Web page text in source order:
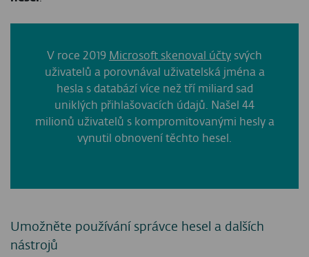
V roce 2019 Microsoft skenoval účty svých
uživatelů a porovnával uživatelská jména a
hesla s databází více než tří miliard sad
uniklých přihlašovacích údajů. Našel 44
milionů uživatelů s kompromitovanými hesly a
vynutil obnovení těchto hesel.
Umožněte používání správce hesel a dalších
nástrojů